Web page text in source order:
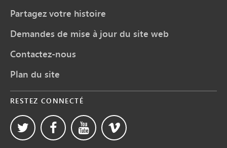
Partagez votre histoire
Demandes de mise à jour du site web
Contactez-nous
Plan du site
RESTEZ CONNECTÉ